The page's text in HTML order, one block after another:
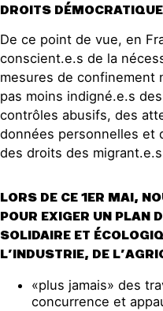
DROITS
De ce point de vue, en
conscient.e.s de la
mesures de confinement
pas moins indigné.e.s
contrôles abusifs, des
données personnelles et
des droits des
LORS DE CE 1ER MAI,
POUR EXIGER UN PLAN
SOLIDAIRE ET
L’INDUSTRIE, DE
«plus jamais» des
concurrence et